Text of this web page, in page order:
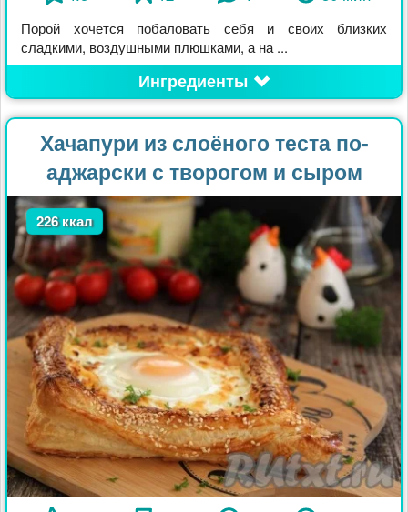
Порой хочется побаловать себя и своих близких
сладкими, воздушными плюшками, а на ...
Ингредиенты
Хачапури из слоёного теста по-
аджарски с творогом и сыром
226 ккал